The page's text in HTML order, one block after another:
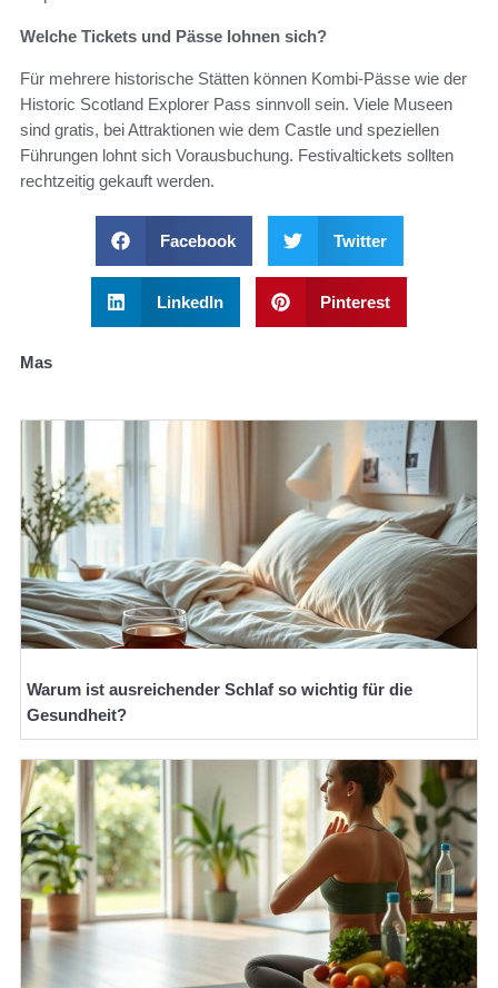
Welche Tickets und Pässe lohnen sich?
Für mehrere historische Stätten können Kombi-Pässe wie der
Historic Scotland Explorer Pass sinnvoll sein. Viele Museen
sind gratis, bei Attraktionen wie dem Castle und speziellen
Führungen lohnt sich Vorausbuchung. Festivaltickets sollten
rechtzeitig gekauft werden.
Facebook Twitter
LinkedIn Pinterest
Mas
Warum ist ausreichender Schlaf so wichtig für die
Gesundheit?